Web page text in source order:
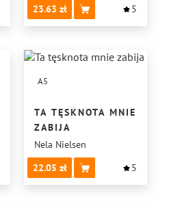
23.63 5
A5
TA TĘSKNOTA MNIE
ZABIJA
Nela Nielsen
22.05
5